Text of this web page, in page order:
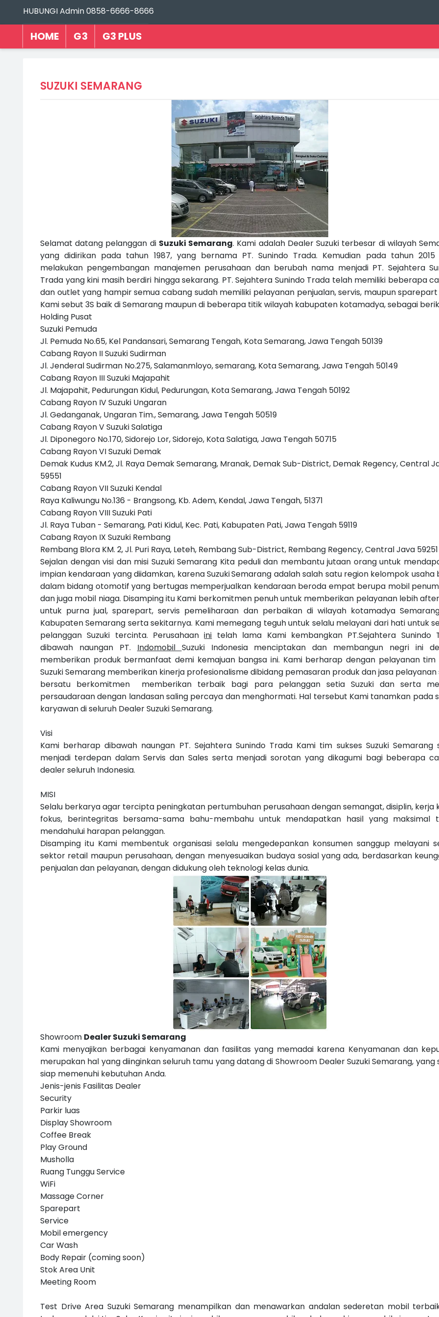
HUBUNGI Admin 0858-6666-8666
HOME G3 G3 PLUS
SUZUKI SEMARANG
Selamat datang pelanggan di Suzuki Semarang. Kami adalah Dealer Suzuki terbesar di wilayah
yang didirikan pada tahun 1987, yang bernama PT. Sunindo Trada. Kemudian pada tahun 2015
melakukan pengembangan manajemen perusahaan dan berubah nama menjadi PT. Sejahtera
Trada yang kini masih berdiri hingga sekarang. PT. Sejahtera Sunindo Trada telah memiliki beberapa
dan outlet yang hampir semua cabang sudah memiliki pelayanan penjualan, servis, maupun
Kami sebut 3S baik di Semarang maupun di beberapa titik wilayah kabupaten kotamadya, sebagai
Holding Pusat
Suzuki Pemuda
Jl. Pemuda No.65, Kel Pandansari, Semarang Tengah, Kota Semarang, Jawa Tengah 50139
Cabang Rayon II Suzuki Sudirman
Jl. Jenderal Sudirman No.275, Salamanmloyo, semarang, Kota Semarang, Jawa Tengah 50149
Cabang Rayon III Suzuki Majapahit
Jl. Majapahit, Pedurungan Kidul, Pedurungan, Kota Semarang, Jawa Tengah 50192
Cabang Rayon IV Suzuki Ungaran
Jl. Gedanganak, Ungaran Tim., Semarang, Jawa Tengah 50519
Cabang Rayon V Suzuki Salatiga
Jl. Diponegoro No.170, Sidorejo Lor, Sidorejo, Kota Salatiga, Jawa Tengah 50715
Cabang Rayon VI Suzuki Demak
Demak Kudus KM.2, Jl. Raya Demak Semarang, Mranak, Demak Sub-District, Demak Regency, Central
59551
Cabang Rayon VII Suzuki Kendal
Raya Kaliwungu No.136 - Brangsong, Kb. Adem, Kendal, Jawa Tengah, 51371
Cabang Rayon VIII Suzuki Pati
Jl. Raya Tuban - Semarang, Pati Kidul, Kec. Pati, Kabupaten Pati, Jawa Tengah 59119
Cabang Rayon IX Suzuki Rembang
Rembang Blora KM. 2, Jl. Puri Raya, Leteh, Rembang Sub-District, Rembang Regency, Central Java 59251
Sejalan dengan visi dan misi Suzuki Semarang Kita peduli dan membantu jutaan orang untuk
impian kendaraan yang diidamkan, karena SuzukiSemarang adalah salah satu region kelompok usaha
dalam bidang otomotif yang bertugas memperjualkan kendaraan beroda empat berupa mobil
dan juga mobil niaga. Disamping itu Kami berkomitmen penuh untuk memberikan pelayanan lebih
untuk purna jual, sparepart, servis pemeliharaan dan perbaikan di wilayah kotamadya
Kabupaten Semarang serta sekitarnya. Kami memegang teguh untuk selalu melayani dari hati untuk
pelanggan Suzuki tercinta. Perusahaanini telah lama Kami kembangkan PT.Sejahtera Sunindo
dibawah naungan PT. Indomobil Suzuki Indonesia menciptakan dan membangun negri ini
memberikan produk bermanfaat demi kemajuan bangsa ini. Kami berharap dengan pelayanan tim
Suzuki Semarang memberikan kinerja profesionalisme dibidang pemasaran produk dan jasa
bersatu berkomitmen memberikan terbaik bagi para pelanggan setia Suzuki dan serta
persaudaraan dengan landasan saling percaya dan menghormati. Hal tersebut Kami tanamkan pada
karyawan di seluruh Dealer Suzuki Semarang.
Visi
Kami berharap dibawah naungan PT. Sejahtera Sunindo Trada Kami tim sukses Suzuki Semarang
menjadi terdepan dalam Servis dan Sales serta menjadi sorotan yang dikagumi bagi beberapa
dealer seluruh Indonesia.
MISI
Selalu berkarya agar tercipta peningkatan pertumbuhan perusahaan dengan semangat, disiplin, kerja
fokus, berintegritas bersama-sama bahu-membahu untuk mendapatkan hasil yang maksimal
mendahului harapan pelanggan.
Disamping itu Kami membentuk organisasi selalu mengedepankan konsumen sanggup melayani
sektor retail maupun perusahaan, dengan menyesuaikan budaya sosial yang ada, berdasarkan
penjualan dan pelayanan, dengan didukung oleh teknologi kelas dunia.
Showroom Dealer Suzuki Semarang
Kami menyajikan berbagai kenyamanan dan fasilitas yang memadai karena Kenyamanan dan
merupakan hal yang diinginkan seluruh tamu yang datang di Showroom Dealer Suzuki Semarang, yang
siap memenuhi kebutuhan Anda.
Jenis-jenis Fasilitas Dealer
Security
Parkir luas
Display Showroom
Coffee Break
Play Ground
Musholla
Ruang Tunggu Service
WiFi
Massage Corner
Sparepart
Service
Mobil emergency
Car Wash
Body Repair (coming soon)
Stok Area Unit
Meeting Room
Test Drive Area Suzuki Semarang menampilkan dan menawarkan andalan sederetan mobil